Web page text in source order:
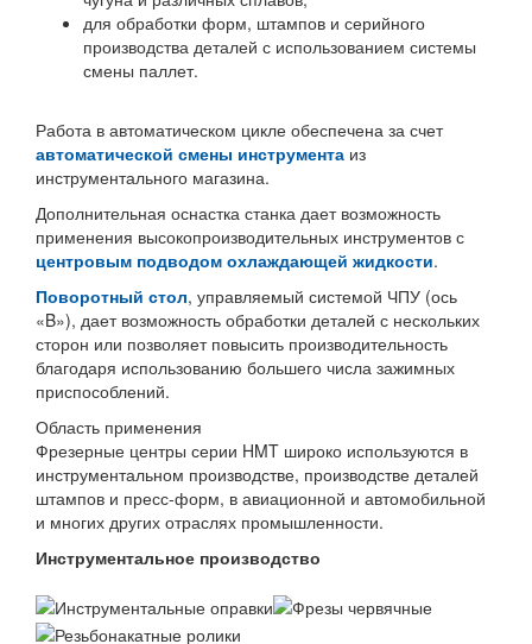
для обработки форм, штампов и серийного
производства деталей с использованием системы
смены паллет.
Работа в автоматическом цикле обеспечена за счет
автоматической смены инструмента из
инструментального магазина.
Дополнительная оснастка станка дает возможность
применения высокопроизводительных инструментов с
центровым подводом охлаждающей жидкости.
Поворотный стол, управляемый системой ЧПУ (ось
«B»), дает возможность обработки деталей с нескольких
сторон или позволяет повысить производительность
благодаря использованию большего числа зажимных
приспособлений.
Область применения
Фрезерные центры серии HMT широко используются в
инструментальном производстве, производстве деталей
штампов и пресс-форм, в авиационной и автомобильной
и многих других отраслях промышленности.
Инструментальное производство